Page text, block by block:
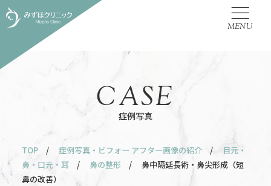
MENU
症例写真
CASE
TOP / 症例写真・ビフォー アフター画像の紹介 /
目元・
鼻・口元・耳
/ 鼻の整形
/ 鼻中隔延長術・鼻尖形成（短
鼻の改善）